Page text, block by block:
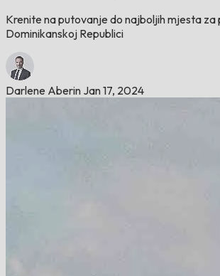
Krenite na putovanje do najboljih mjesta za
Dominikanskoj Republici
Darlene Aberin Jan 17, 2024